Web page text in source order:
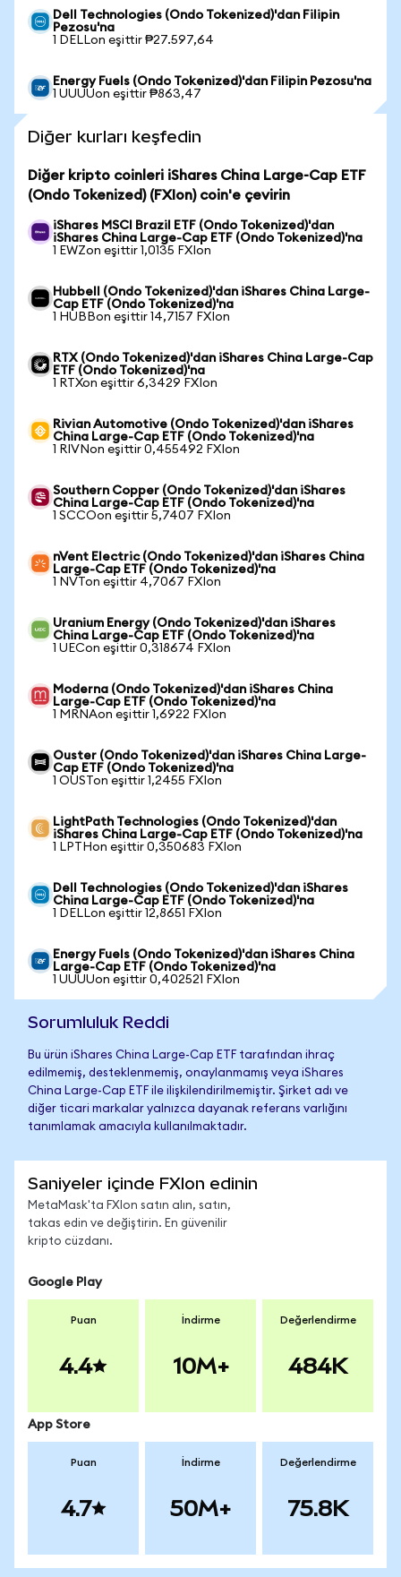
Dell Technologies (Ondo Tokenized)'dan Filipin
Pezosu'na
1 DELLon eşittir ₱27.597,64
Energy Fuels (Ondo Tokenized)'dan Filipin Pezosu'na
1 UUUUon eşittir ₱863,47
Diğer kurları keşfedin
Diğer kripto coinleri iShares China Large-Cap ETF
(Ondo Tokenized) (FXIon) coin'e çevirin
iShares MSCI Brazil ETF (Ondo Tokenized)'dan
iShares China Large-Cap ETF (Ondo Tokenized)'na
1 EWZon eşittir 1,0135 FXIon
Hubbell (Ondo Tokenized)'dan iShares China Large-
Cap ETF (Ondo Tokenized)'na
1 HUBBon eşittir 14,7157 FXIon
RTX (Ondo Tokenized)'dan iShares China Large-Cap
ETF (Ondo Tokenized)'na
1 RTXon eşittir 6,3429 FXIon
Rivian Automotive (Ondo Tokenized)'dan iShares
China Large-Cap ETF (Ondo Tokenized)'na
1 RIVNon eşittir 0,455492 FXIon
Southern Copper (Ondo Tokenized)'dan iShares
China Large-Cap ETF (Ondo Tokenized)'na
1 SCCOon eşittir 5,7407 FXIon
nVent Electric (Ondo Tokenized)'dan iShares China
Large-Cap ETF (Ondo Tokenized)'na
1 NVTon eşittir 4,7067 FXIon
Uranium Energy (Ondo Tokenized)'dan iShares
China Large-Cap ETF (Ondo Tokenized)'na
1 UECon eşittir 0,318674 FXIon
Moderna (Ondo Tokenized)'dan iShares China
Large-Cap ETF (Ondo Tokenized)'na
1 MRNAon eşittir 1,6922 FXIon
Ouster (Ondo Tokenized)'dan iShares China Large-
Cap ETF (Ondo Tokenized)'na
1 OUSTon eşittir 1,2455 FXIon
LightPath Technologies (Ondo Tokenized)'dan
iShares China Large-Cap ETF (Ondo Tokenized)'na
1 LPTHon eşittir 0,350683 FXIon
Dell Technologies (Ondo Tokenized)'dan iShares
China Large-Cap ETF (Ondo Tokenized)'na
1 DELLon eşittir 12,8651 FXIon
Energy Fuels (Ondo Tokenized)'dan iShares China
Large-Cap ETF (Ondo Tokenized)'na
1 UUUUon eşittir 0,402521 FXIon
Sorumluluk Reddi
Bu ürün iShares China Large-Cap ETF tarafından ihraç
edilmemiş, desteklenmemiş, onaylanmamış veya iShares
China Large-Cap ETF ile ilişkilendirilmemiştir. Şirket adı ve
diğer ticari markalar yalnızca dayanak referans varlığını
tanımlamak amacıyla kullanılmaktadır.
Saniyeler içinde FXIon edinin
MetaMask'ta FXIon satın alın, satın,
takas edin ve değiştirin. En güvenilir
kripto cüzdanı.
Google Play
Puan
4.4
İndirme
10M+
Değerlendirme
484K
App Store
Puan
4.7
İndirme
50M+
Değerlendirme
75.8K